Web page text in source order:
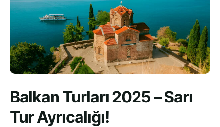
Balkan Turları 2025 – Sarı
Tur Ayrıcalığı!